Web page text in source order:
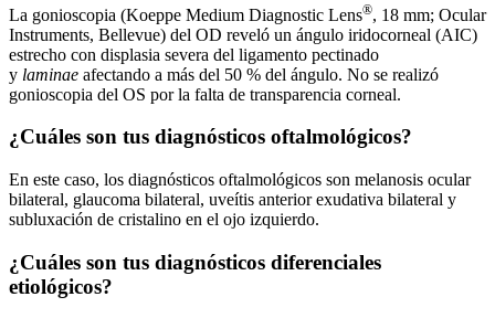
La gonioscopia (Koeppe Medium Diagnostic Lens®, 18 mm; Ocular
Instruments, Bellevue) del OD reveló un ángulo iridocorneal (AIC)
estrecho con displasia severa del ligamento pectinado
y laminae afectando a más del 50 % del ángulo. No se realizó
gonioscopia del OS por la falta de transparencia corneal.
¿Cuáles son tus diagnósticos oftalmológicos?
En este caso, los diagnósticos oftalmológicos son melanosis ocular
bilateral, glaucoma bilateral, uveítis anterior exudativa bilateral y
subluxación de cristalino en el ojo izquierdo.
¿Cuáles son tus diagnósticos diferenciales
etiológicos?